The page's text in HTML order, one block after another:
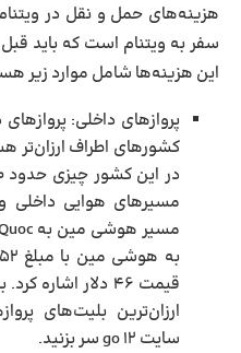
هزینه‌های حمل و نقل در
سفر به ویتنام است که باید
این هزینه‌ها شامل موارد زیر
پروازهای داخلی:
کشورهای اطراف ارزان‌تر
مسیرهای هوایی داخلی
قیمت ۴۶ دلار
ارزان‌ترین بلیت‌های
سایت ۱۲ go سر بزنید.